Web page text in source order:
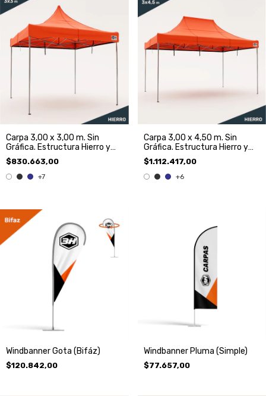
Carpa 3,00 x 3,00 m. Sin
Gráfica. Estructura Hierro y
Techo
$830.663,00
+7
Carpa 3,00 x 4,50 m. Sin
Gráfica. Estructura Hierro y
Techo.
$1.112.417,00
+6
Windbanner Gota (Bifáz)
$120.842,00
Windbanner Pluma (Simple)
$77.657,00